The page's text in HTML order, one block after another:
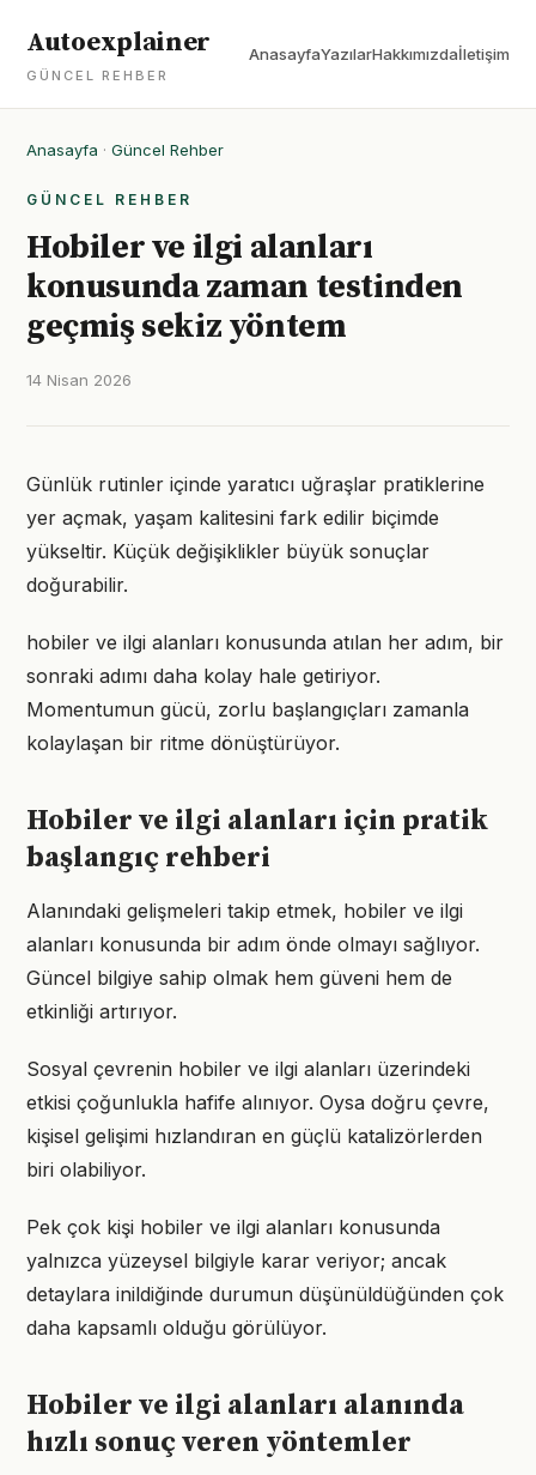
Autoexplainer
GÜNCEL REHBER
AnasayfaYazılarHakkımızdaİletişim
Anasayfa · Güncel Rehber
GÜNCEL REHBER
Hobiler ve ilgi alanları
konusunda zaman testinden
geçmiş sekiz yöntem
14 Nisan 2026
Günlük rutinler içinde yaratıcı uğraşlar pratiklerine
yer açmak, yaşam kalitesini fark edilir biçimde
yükseltir. Küçük değişiklikler büyük sonuçlar
doğurabilir.
hobiler ve ilgi alanları konusunda atılan her adım, bir
sonraki adımı daha kolay hale getiriyor.
Momentumun gücü, zorlu başlangıçları zamanla
kolaylaşan bir ritme dönüştürüyor.
Hobiler ve ilgi alanları için pratik
başlangıç rehberi
Alanındaki gelişmeleri takip etmek, hobiler ve ilgi
alanları konusunda bir adım önde olmayı sağlıyor.
Güncel bilgiye sahip olmak hem güveni hem de
etkinliği artırıyor.
Sosyal çevrenin hobiler ve ilgi alanları üzerindeki
etkisi çoğunlukla hafife alınıyor. Oysa doğru çevre,
kişisel gelişimi hızlandıran en güçlü katalizörlerden
biri olabiliyor.
Pek çok kişi hobiler ve ilgi alanları konusunda
yalnızca yüzeysel bilgiyle karar veriyor; ancak
detaylara inildiğinde durumun düşünüldüğünden çok
daha kapsamlı olduğu görülüyor.
Hobiler ve ilgi alanları alanında
hızlı sonuç veren yöntemler